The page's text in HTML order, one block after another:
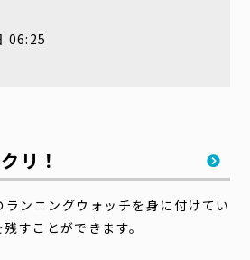
06:25
リ！
ンニングウォッチを身に付けてい
すことができます。